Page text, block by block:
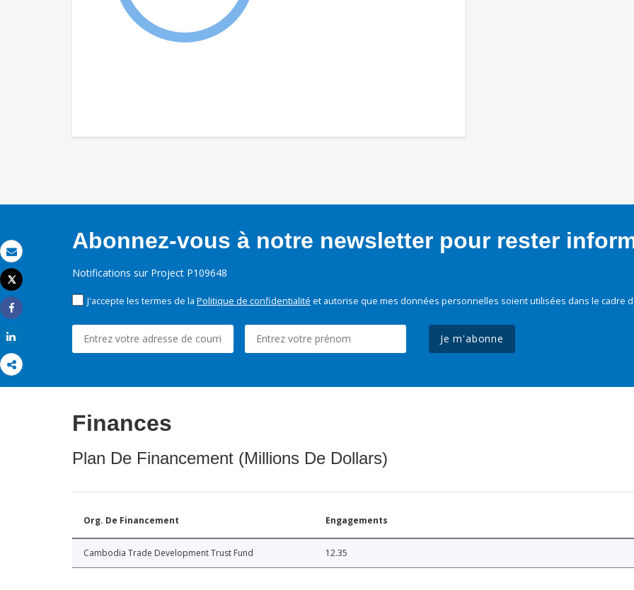
Email
Imprimer
Tweet
Share
Abonnez-vous à notre newsletter pour rester
Notifications sur Project P109648
J'accepte les termes de la Politique de confidentialité et autorise que mes données personnelles soient utilisées dans le cadre
Je m'abonne
Finances
Plan De Financement (Millions De Dollars)
Org. De Financement Engagements
Cambodia Trade Development Trust Fund 12.35